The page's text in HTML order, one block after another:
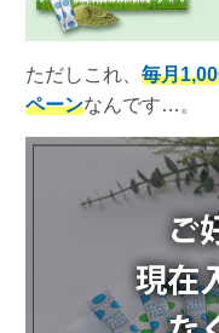
ただしこれ、 毎月
ペーンなんです…。